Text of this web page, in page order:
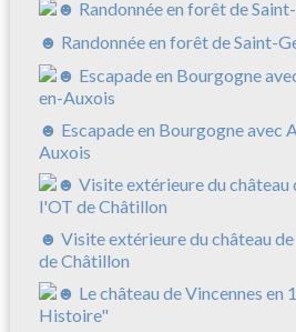
☻ Randonnée en forêt de Saint-
☻ Escapade en Bourgogne avec
Auxois
☻ Visite extérieure du château
de Châtillon